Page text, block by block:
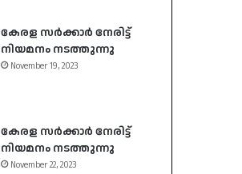
കേരള സർക്കാർ നേരിട്ട്
നിയമനം നടത്തുന്നു
November 19, 2023
കേരള സർക്കാർ നേരിട്ട്
നിയമനം നടത്തുന്നു
November 22, 2023